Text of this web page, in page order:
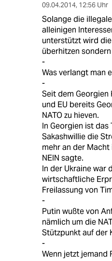
09.04.2014, 12:56 Uhr
Solange die
alleinigen
unterstützt wird
überhitzen
-
Was verlangt man
-
Seit dem Georgien
und EU bereits
NATO zu hieven.
In Georgien ist das
Sakashwillie die
mehr an der
NEIN sagte.
In der Ukraine war
wirtschaftliche
Freilassung von
-
Putin wußte von
nämlich um die
Stützpunkt auf der
-
Wenn jetzt jemand